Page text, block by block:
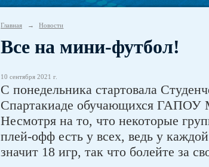
Главная → Новости
Все на мини-футбол!
10 сентября 2021 г.
С понедельника стартовала
Спартакиаде обучающихся ГАПОУ
Несмотря на то, что некоторые
плей-офф есть у всех, ведь у
значит 18 игр, так что болейте за